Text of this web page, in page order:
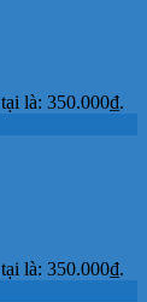
là: 350.000₫.
là: 350.000₫.